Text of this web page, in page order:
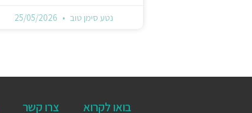
נטע סימן טוב
בואו לקרוא צרו קשר